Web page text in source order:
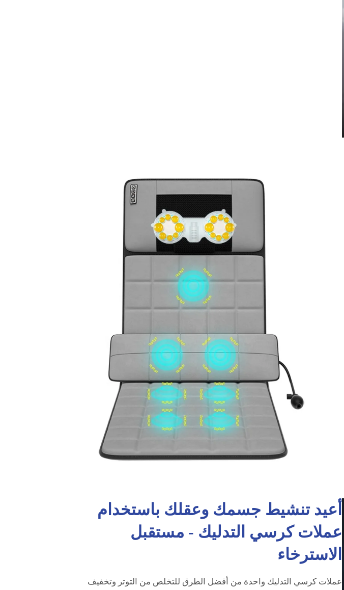
أعيد تنشيط جسمك وعقلك باستخدام
عملات كرسي التدليك - مستقبل
الاسترخاء
عملات كرسي التدليك واحدة من أفضل الطرق للتخلص من التوتر وتخفيف